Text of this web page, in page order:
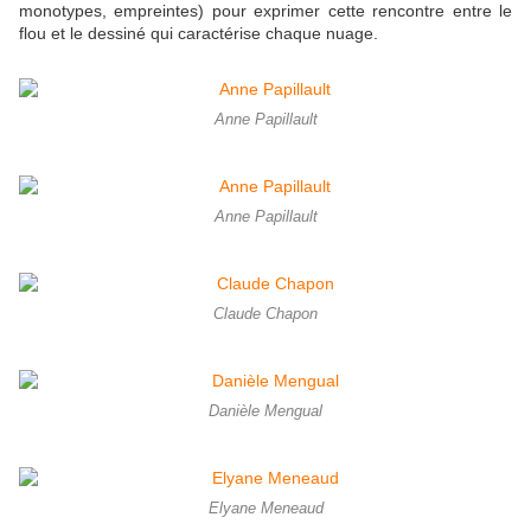
monotypes, empreintes) pour exprimer cette rencontre entre le
flou et le dessiné qui caractérise chaque nuage.
Anne Papillault
Anne Papillault
Claude Chapon
Danièle Mengual
Elyane Meneaud